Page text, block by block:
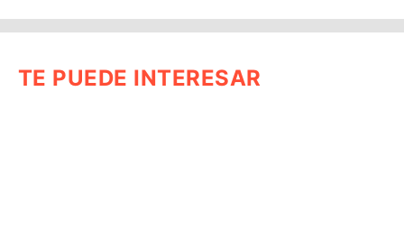
TE PUEDE INTERESAR